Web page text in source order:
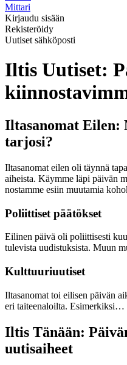
Mittari
Kirjaudu sisään
Rekisteröidy
Uutiset sähköposti
Iltis Uutiset:
Iltasanomat Eilen:
tarjosi?
Iltasanomat eilen oli täynnä
aiheista. Käymme läpi päivän
nostamme esiin muutamia
Poliittiset päätökset
Eilinen päivä oli poliittisesti
tulevista uudistuksista. Muun
Kulttuuriuutiset
Iltasanomat toi eilisen päivän
eri taiteenaloilta. Esimerkiksi…
Iltis Tänään:
uutisaiheet